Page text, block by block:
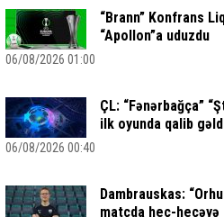
“Brann” Konfrans
“Apollon”a uduzdu
06/08/2026 01:00
ÇL: “Fənərbağça”
ilk oyunda qalib
06/08/2026 00:40
Dambrauskas:
matçda heç-heçəyə